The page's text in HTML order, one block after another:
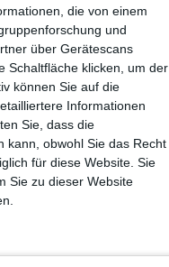
die von einem
und
über Gerätescans
Schaltfläche klicken, um der
können Sie auf die
Informationen
Sie, dass die
kann, obwohl Sie das Recht
für diese Website. Sie
Sie zu dieser Website
für